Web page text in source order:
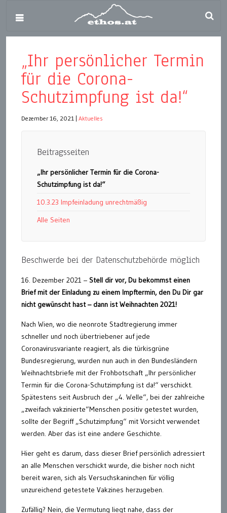
„Ihr persönlicher Termin
für die Corona-
Schutzimpfung ist da!“
Dezember 16, 2021 Aktuelles
Beitragsseiten
„Ihr persönlicher Termin für die Corona-
Schutzimpfung ist da!“
10.3.23 Impfeinladung unrechtmäßig
Alle Seiten
Beschwerde bei der Datenschutzbehörde möglich
16. Dezember 2021 – Stell dir vor, Du bekommst einen
Brief mit der Einladung zu einem Impftermin, den Du Dir gar
nicht gewünscht hast – dann ist Weihnachten 2021!
Nach Wien, wo die neonrote Stadtregierung immer
schneller und noch übertriebener auf jede
Coronavirusvariante reagiert, als die türkisgrüne
Bundesregierung, wurden nun auch in den Bundesländern
Weihnachtsbriefe mit der Frohbotschaft „Ihr persönlicher
Termin für die Corona-Schutzimpfung ist da!“ verschickt.
Spätestens seit Ausbruch der „4. Welle“, bei der zahlreiche
„zweifach vakzinierte“Menschen positiv getestet wurden,
sollte der Begriff „Schutzimpfung“ mit Vorsicht verwendet
werden. Aber das ist eine andere Geschichte.
Hier geht es darum, dass dieser Brief persönlich adressiert
an alle Menschen verschickt wurde, die bisher noch nicht
bereit waren, sich als Versuchskaninchen für völlig
unzureichend getestete Vakzines herzugeben.
Zufällig? Nein, die Vermutung liegt nahe, dass der